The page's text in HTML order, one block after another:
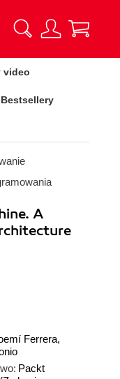
video
Bestsellery
A
Ferrera,
Packt